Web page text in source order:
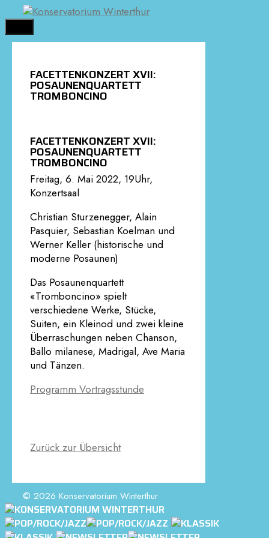
Springe
zum
Inhalt
FACETTENKONZERT XVII:
POSAUNENQUARTETT
TROMBONCINO
FACETTENKONZERT XVII:
POSAUNENQUARTETT
TROMBONCINO
Freitag, 6. Mai 2022, 19Uhr,
Konzertsaal
Christian Sturzenegger, Alain
Pasquier, Sebastian Koelman und
Werner Keller (historische und
moderne Posaunen)
Das Posaunenquartett
«Tromboncino» spielt
verschiedene Werke, Stücke,
Suiten, ein Kleinod und zwei kleine
Überraschungen neben Chanson,
Ballo milanese, Madrigal, Ave Maria
und Tänzen.
Programm Vortragsstunde
Zurück zur Übersicht
© 2026 Konservatorium Winterthur